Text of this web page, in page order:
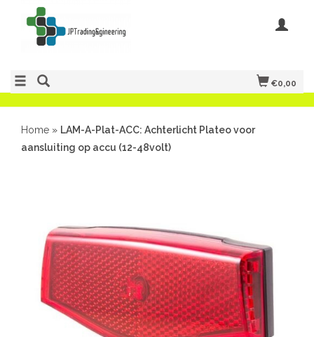
€0,00
Home » LAM-A-Plat-ACC: Achterlicht Plateo voor
aansluiting op accu (12-48volt)